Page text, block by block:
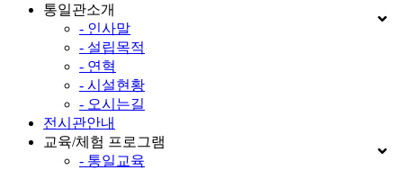
통일관소개
- 인사말
- 설립목적
- 연혁
- 시설현황
- 오시는길
전시관안내
교육/체험 프로그램
- 통일교육